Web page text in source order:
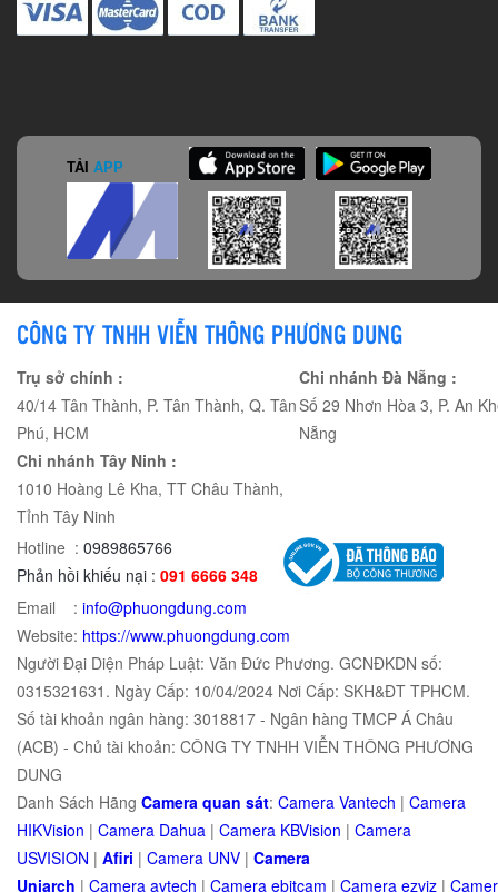
TẢI APP
CÔNG TY TNHH VIỄN THÔNG PHƯƠNG DUNG
Trụ sở chính :
40/14 Tân Thành, P. Tân Thành, Q. Tân
Phú, HCM
Chi nhánh Đà Nẵng :
Số 29 Nhơn Hòa 3, P. An
Nẵng
Chi nhánh Tây Ninh :
1010 Hoàng Lê Kha, TT Châu Thành,
Tỉnh Tây Ninh
Hotline : 0989865766
Phản hồi khiếu nại : 091 6666 348
Email : info@phuongdung.com
Website: https://www.phuongdung.com
Người Đại Diện Pháp Luật: Văn Đức Phương. GCNĐKDN số:
0315321631. Ngày Cấp: 10/04/2024 Nơi Cấp: SKH&ĐT TPHCM.
Số tài khoản ngân hàng: 3018817 - Ngân hàng TMCP Á Châu
(ACB) - Chủ tài khoản: CÔNG TY TNHH VIỄN THÔNG PHƯƠNG
DUNG
Danh Sách Hãng Camera quan sát: Camera Vantech | Camera
HIKVision | Camera Dahua | Camera KBVision | Camera
USVISION | Afiri | Camera UNV | Camera
Uniarch | Camera avtech | Camera ebitcam | Camera ezviz |